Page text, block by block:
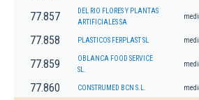
77.857
DEL RIO FLORES Y PLANTAS
ARTIFICIALES SA
77.858 PLASTICOS FERPLAST SL
77.859
OBLANCA FOOD SERVICE
SL.
77.860 CONSTRUMED BCN S.L.